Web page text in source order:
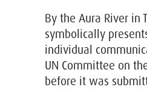
By the Aura River in
symbolically
individual
UN Committee on
before it was